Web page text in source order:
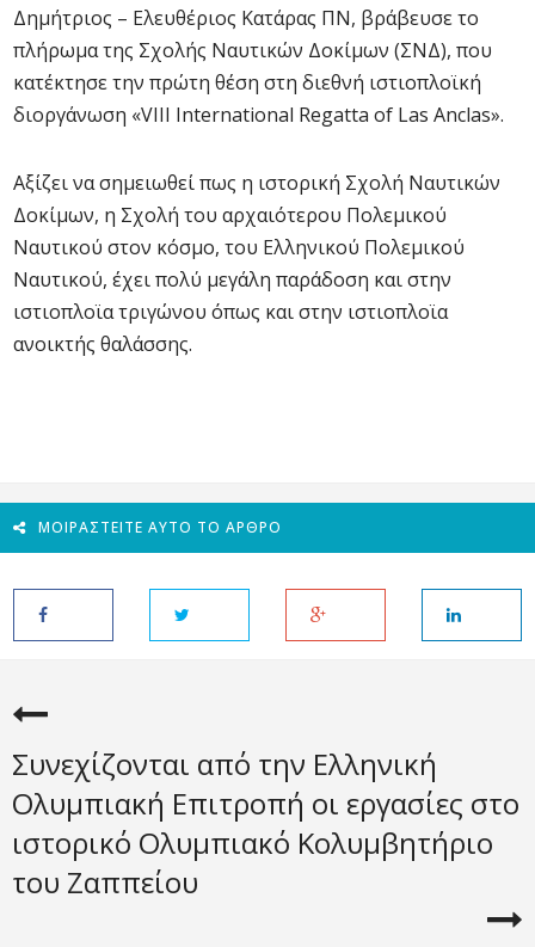
Δημήτριος – Ελευθέριος Κατάρας ΠΝ, βράβευσε το
πλήρωμα της Σχολής Ναυτικών Δοκίμων (ΣΝΔ), που
κατέκτησε την πρώτη θέση στη διεθνή ιστιοπλοϊκή
διοργάνωση «VIII International Regatta of Las Anclas».
Αξίζει να σημειωθεί πως η ιστορική Σχολή Ναυτικών
Δοκίμων, η Σχολή του αρχαιότερου Πολεμικού
Ναυτικού στον κόσμο, του Ελληνικού Πολεμικού
Ναυτικού, έχει πολύ μεγάλη παράδοση και στην
ιστιοπλοϊα τριγώνου όπως και στην ιστιοπλοϊα
ανοικτής θαλάσσης.
ΜΟΙΡΑΣΤΕΊΤΕ ΑΥΤΌ ΤΟ ΆΡΘΡΟ
Συνεχίζονται από την Ελληνική
Ολυμπιακή Επιτροπή οι εργασίες στο
ιστορικό Ολυμπιακό Κολυμβητήριο
του Ζαππείου